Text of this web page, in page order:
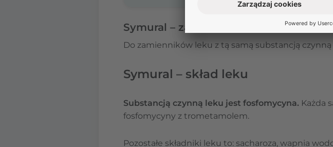
Symural – zamienniki
Do zamienników leku z tą samą substancją
Symural – skład leku
Substancją czynną leku jest fosfomycyna. Każda
fosfomycyny z trometamolem.
Pozostałe składniki leku to: sacharoza, wapnia